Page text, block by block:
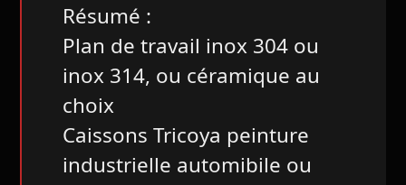
Résumé :
Plan de travail inox 304 ou
inox 314, ou céramique au
choix
Caissons Tricoya peinture
industrielle automibile ou